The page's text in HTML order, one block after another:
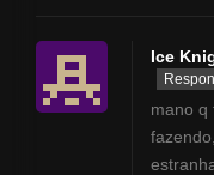
Ice
mano q